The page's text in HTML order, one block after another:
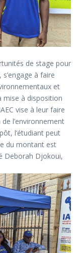
de stage pour
à faire
et
mise à disposition
vise à leur faire
l’environnement
l’étudiant peut
du montant est
Deborah Djokoui,